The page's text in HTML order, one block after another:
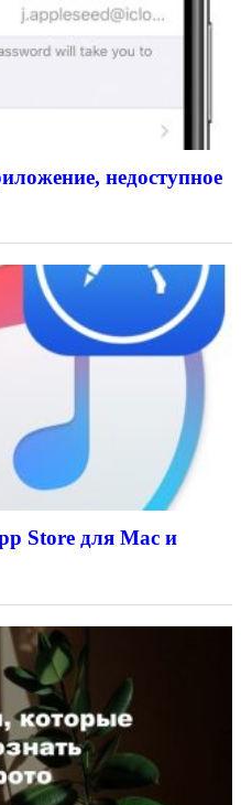
недоступное
Store для Mac и